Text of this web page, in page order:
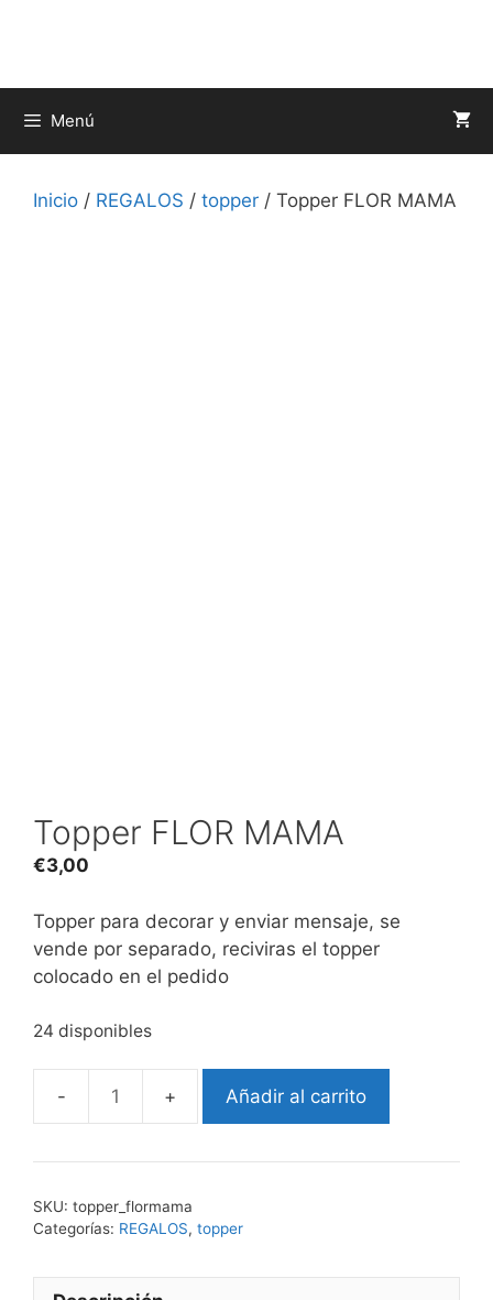
Menú
Inicio / REGALOS / topper / Topper FLOR MAMA
Topper FLOR MAMA
€3,00
Topper para decorar y enviar mensaje, se
vende por separado, reciviras el topper
colocado en el pedido
24 disponibles
Topper
MAMA
Añadir al carrito
SKU: topper_flormama
Categorías: REGALOS, topper